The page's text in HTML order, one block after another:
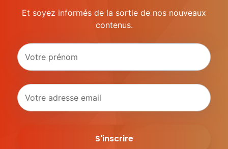
Et soyez informés de la sortie de nos nouveaux
contenus.